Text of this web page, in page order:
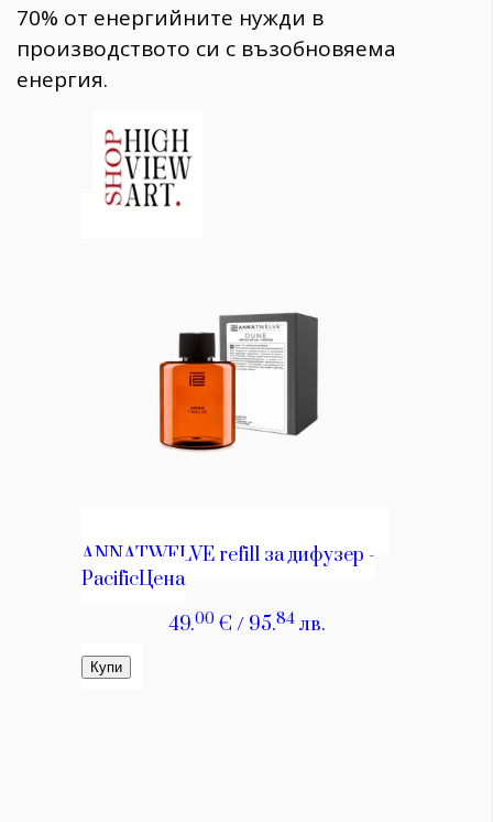
70% от енергийните нужди в
производството си с възобновяема
енергия.